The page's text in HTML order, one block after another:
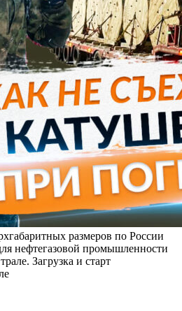
размеров по России
нефтегазовой промышленности
Загрузка и старт